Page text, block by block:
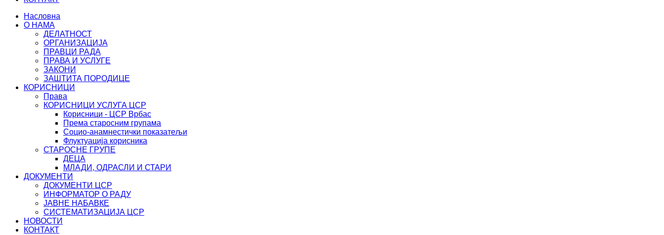
Насловна
О НАМА
ДЕЛАТНОСТ
ОРГАНИЗАЦИЈА
ПРАВЦИ РАДА
ПРАВА И УСЛУГЕ
ЗАКОНИ
ЗАШТИТА ПОРОДИЦЕ
КОРИСНИЦИ
Права
КОРИСНИЦИ УСЛУГА ЦСР
Корисници - ЦСР Врбас
Према старосним групама
Социо-анамнестички показатељи
Флуктуација корисника
СТАРОСНЕ ГРУПЕ
ДЕЦА
МЛАДИ, ОДРАСЛИ И СТАРИ
ДОКУМЕНТИ
ДОКУМЕНТИ ЦСР
ИНФОРМАТОР О РАДУ
ЈАВНЕ НАБАВКЕ
СИСТЕМАТИЗАЦИЈА ЦСР
НОВОСТИ
КОНТАКТ